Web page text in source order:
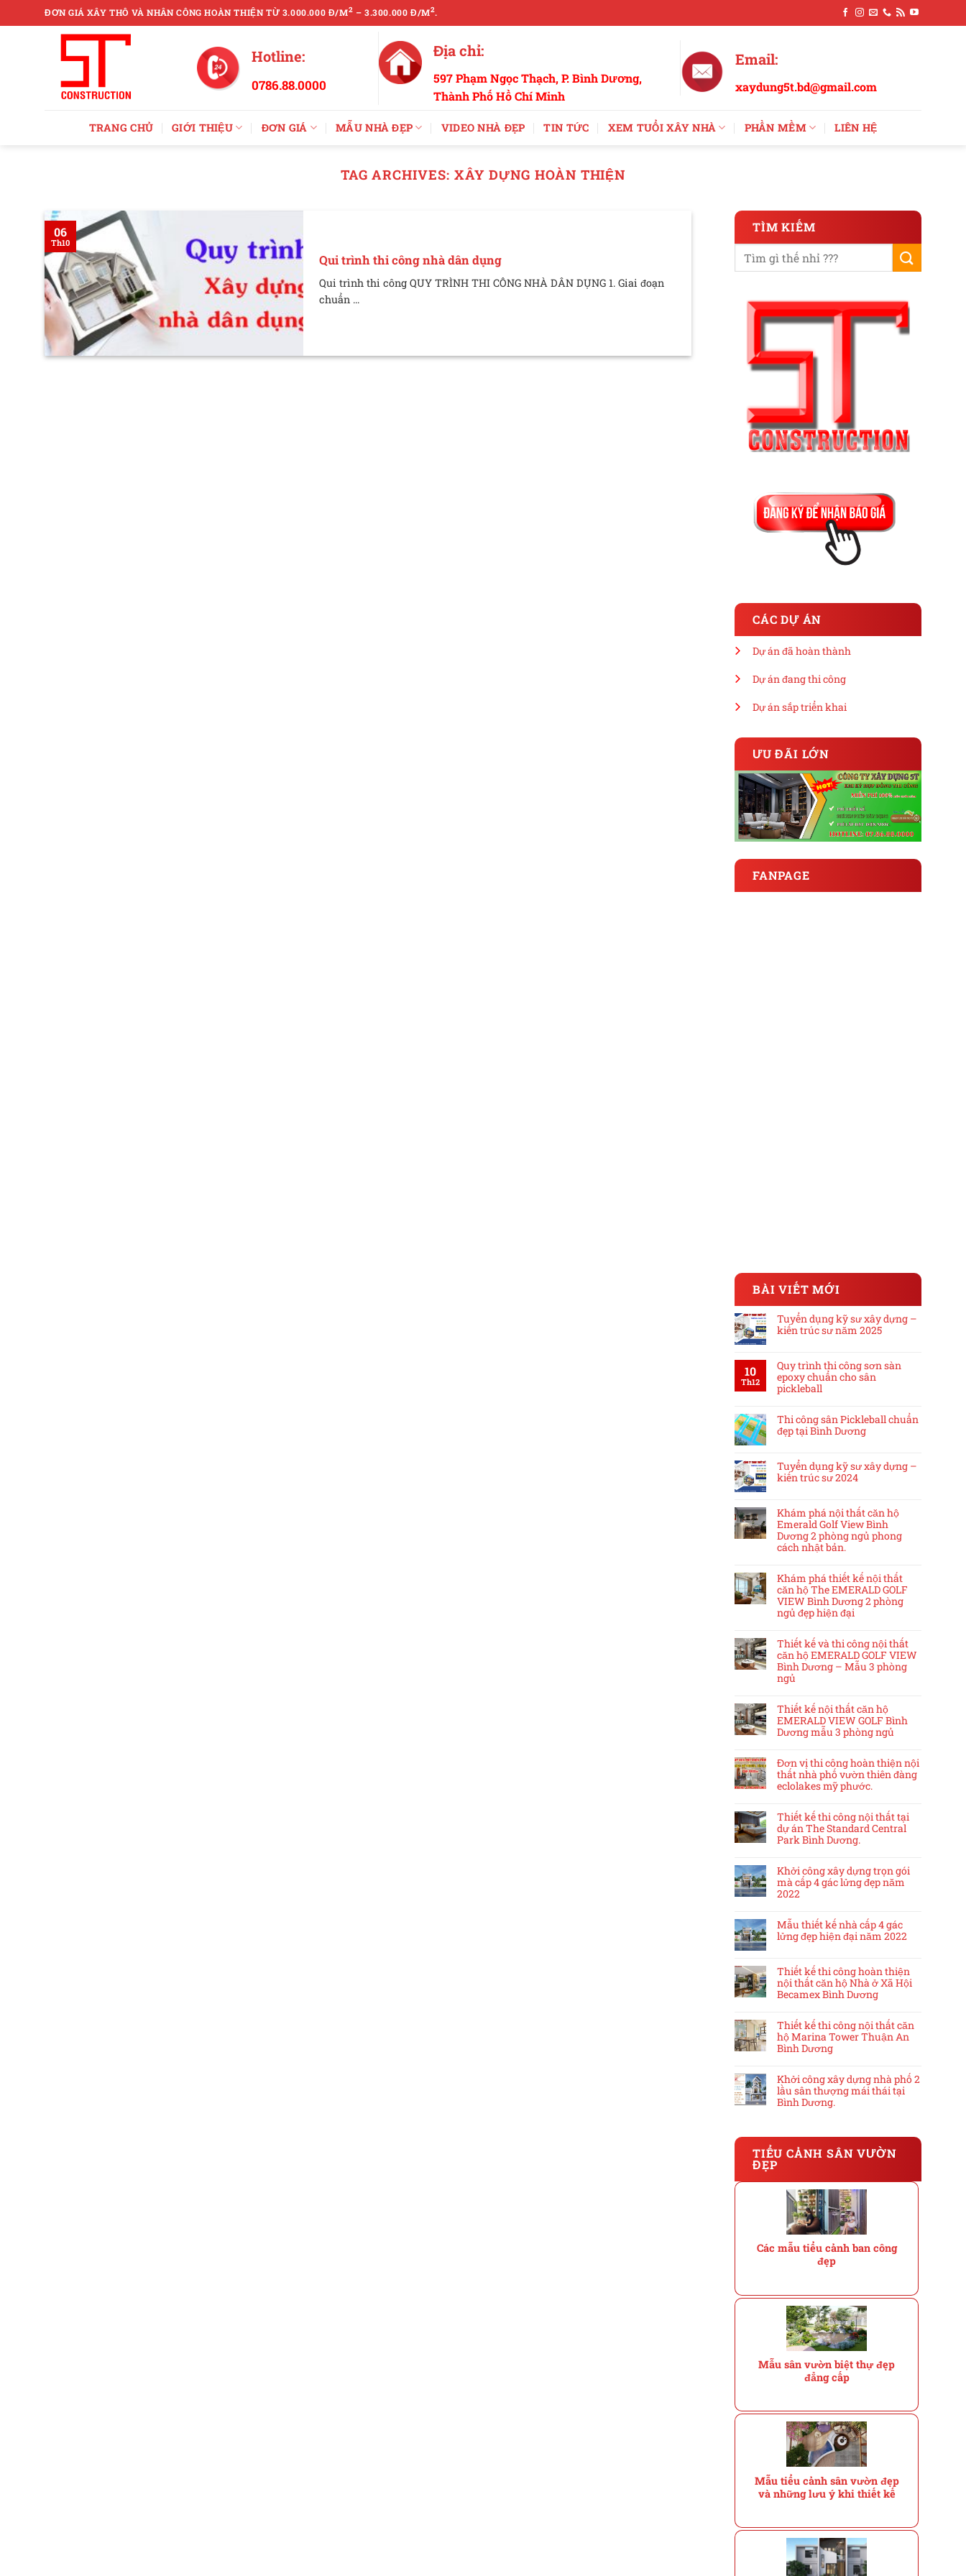
to
ĐƠN GIÁ XÂY THÔ VÀ NHÂN CÔNG HOÀN THIỆN TỪ 3.000.000 Đ/M2 – 3.300.000 Đ/M2.
Hotline:
0786.88.0000
Địa chỉ:
597 Phạm Ngọc Thạch, P. Bình Dương,
Thành Phố Hồ Chí Minh
Email:
xaydung5t.bd@gmail.com
TRANG CHỦ GIỚI THIỆU ĐƠN GIÁ MẪU NHÀ ĐẸP VIDEO NHÀ ĐẸP TIN TỨC XEM TUỔI XÂY NHÀ PHẦN MỀM LIÊN HỆ
TAG ARCHIVES: XÂY DỰNG HOÀN THIỆN
Qui trình thi công nhà dân dụng
Qui trình thi công QUY TRÌNH THI CÔNG NHÀ DÂN DỤNG 1. Giai đoạn
chuẩn ...
06
Th10
TÌM KIẾM
CÁC DỰ ÁN
Dự án đã hoàn thành
Dự án đang thi công
Dự án sắp triển khai
ƯU ĐÃI LỚN
FANPAGE
BÀI VIẾT MỚI
Tuyển dụng kỹ sư xây dựng –
kiến trúc sư năm 2025
10
Th12
Quy trình thi công sơn sàn
epoxy chuẩn cho sân
pickleball
Thi công sân Pickleball chuẩn
đẹp tại Bình Dương
Tuyển dụng kỹ sư xây dựng –
kiến trúc sư 2024
Khám phá nội thất căn hộ
Emerald Golf View Bình
Dương 2 phòng ngủ phong
cách nhật bản.
Khám phá thiết kế nội thất
căn hộ The EMERALD GOLF
VIEW Bình Dương 2 phòng
ngủ đẹp hiện đại
Thiết kế và thi công nội thất
căn hộ EMERALD GOLF VIEW
Bình Dương – Mẫu 3 phòng
ngủ
Thiết kế nội thất căn hộ
EMERALD VIEW GOLF Bình
Dương mẫu 3 phòng ngủ
Đơn vị thi công hoàn thiện nội
thất nhà phố vườn thiên đàng
eclolakes mỹ phước.
Thiết kế thi công nội thất tại
dự án The Standard Central
Park Bình Dương.
Khởi công xây dựng trọn gói
mà cấp 4 gác lửng đẹp năm
2022
Mẫu thiết kế nhà cấp 4 gác
lửng đẹp hiện đại năm 2022
Thiết kế thi công hoàn thiện
nội thất căn hộ Nhà ở Xã Hội
Becamex Bình Dương
Thiết kế thi công nội thất căn
hộ Marina Tower Thuận An
Bình Dương
Khởi công xây dựng nhà phố 2
lầu sân thượng mái thái tại
Bình Dương.
TIỂU CẢNH SÂN VƯỜN
ĐẸP
Các mẫu tiểu cảnh ban công
đẹp
Mẫu sân vườn biệt thự đẹp
đẳng cấp
Mẫu tiểu cảnh sân vườn đẹp
và những lưu ý khi thiết kế